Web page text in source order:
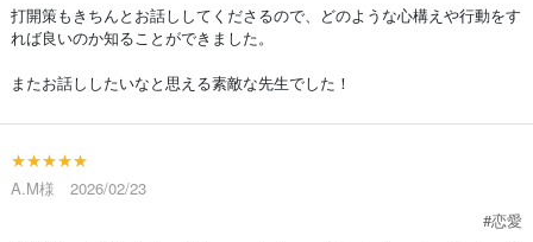
打開策もきちんとお話ししてくださるので、どのような心構えや行動をす
れば良いのか知ることができました。
またお話ししたいなと思える素敵な先生でした！
★★★★★
A.M様 2026/02/23
#恋愛